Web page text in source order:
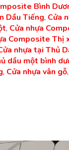
Bình
Dầu Tiếng, Cửa
, Cửa nhựa
Composite Thị
nhựa tại Thủ
dầu một bình
, Cửa nhựa vân gỗ,